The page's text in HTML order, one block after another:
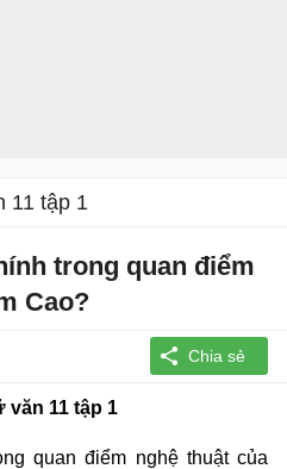
11 tập 1
trong quan điểm
Cao?
văn 11 tập 1
quan điểm nghệ thuật của